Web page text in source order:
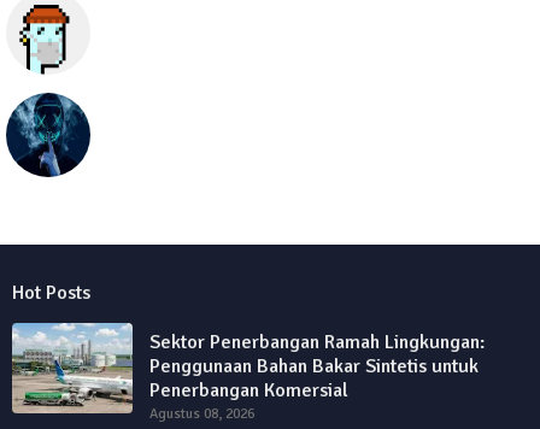
Hot Posts
Sektor Penerbangan Ramah Lingkungan:
Penggunaan Bahan Bakar Sintetis untuk
Penerbangan Komersial
Agustus 08, 2026